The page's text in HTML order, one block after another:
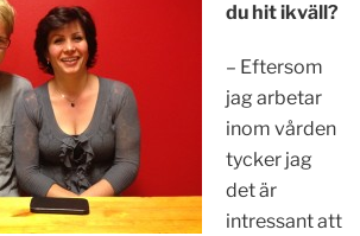
du hit ikväll?
– Eftersom
jag arbetar
inom vården
tycker jag
det är
intressant att